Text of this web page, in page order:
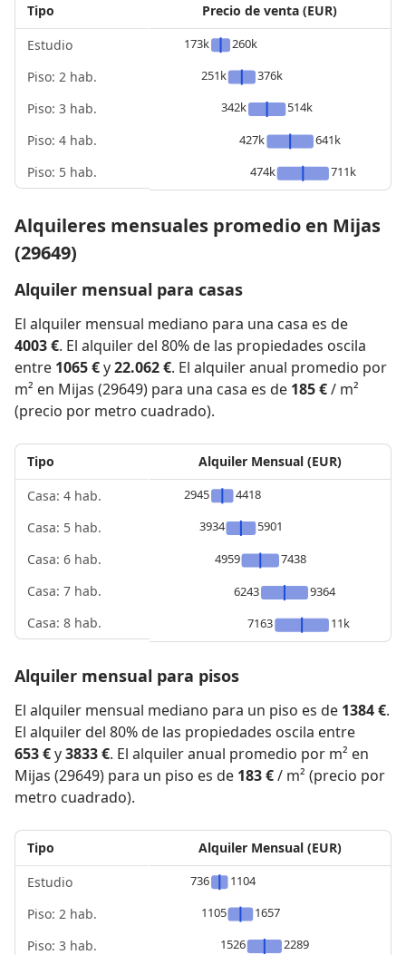
Tipo
Estudio
Piso: 2 hab.
Piso: 3 hab.
Piso: 4 hab.
Piso: 5 hab.
Precio de venta (EUR)
173k
260k
251k
376k
342k
514k
427k
641k
474k
711k
Alquileres mensuales promedio en Mijas
(29649)
Alquiler mensual para casas
El alquiler mensual mediano para una casa es de
4003 €. El alquiler del 80% de las propiedades oscila
entre 1065 €y22.062 €. El alquiler anual promedio por
m² en Mijas (29649) para una casa es de 185 €/ m²
(precio por metro cuadrado).
Tipo
Casa: 4 hab.
Casa: 5 hab.
Casa: 6 hab.
Casa: 7 hab.
Casa: 8 hab.
Alquiler Mensual (EUR)
2945
4418
3934
5901
4959
7438
6243
9364
7163
11k
Alquiler mensual para pisos
El alquiler mensual mediano para un piso es de 1384 €.
El alquiler del 80% de las propiedades oscila entre
653 €y3833 €. El alquiler anual promedio por m² en
Mijas (29649) para un piso es de 183 €/ m² (precio por
metro cuadrado).
Tipo
Estudio
Piso: 2 hab.
Piso: 3 hab.
Alquiler Mensual (EUR)
736
1104
1105
1657
1526
2289